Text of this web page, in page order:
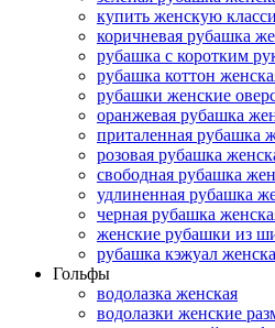
купить женскую
коричневая рубашка
рубашка с коротким
рубашка коттон
рубашки женские
оранжевая рубашка
приталенная рубашка
розовая рубашка
свободная рубашка
удлиненная рубашка
черная рубашка
женские рубашки из
рубашка кэжуал
Гольфы
водолазка женская
водолазки женские